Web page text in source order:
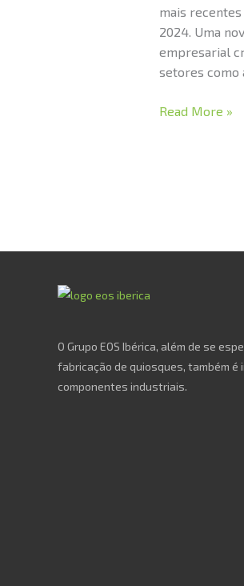
mais recentes
2024. Uma
empresarial
setores como
Read More »
O Grupo EOS Ibérica, além de se
fabricação de quiosques, também é
componentes industriais.